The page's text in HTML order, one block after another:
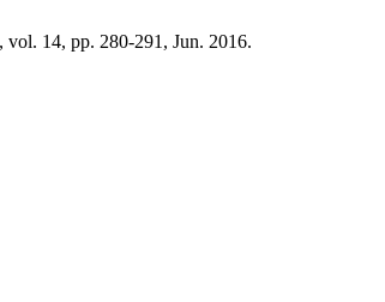
, vol. 14, pp. 280-291, Jun. 2016.